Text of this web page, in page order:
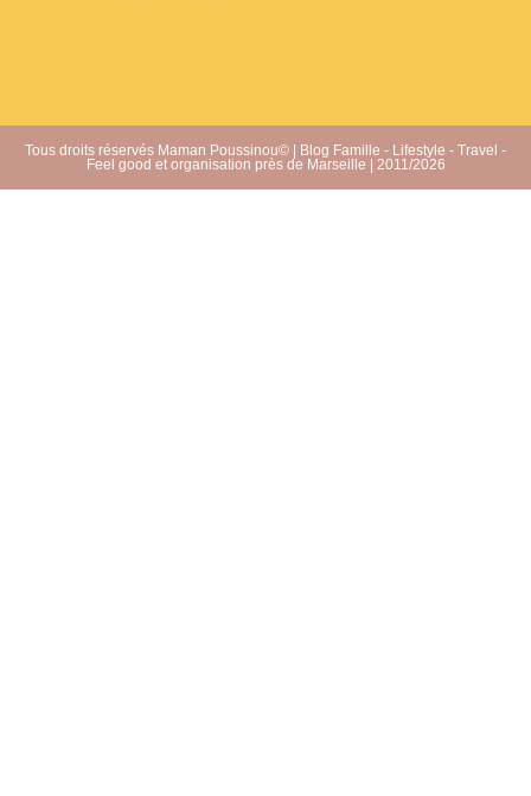
Tous droits réservés Maman Poussinou© | Blog Famille - Lifestyle - Travel -
Feel good et organisation près de Marseille | 2011/2026